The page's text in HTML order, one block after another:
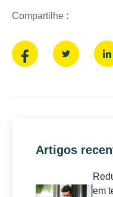
Compartilhe :
Artigos
em